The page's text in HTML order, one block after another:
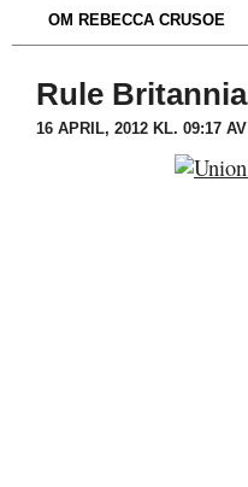
OM REBECCA CRUSOE
Rule Britannia
16 APRIL, 2012 KL. 09:17 AV